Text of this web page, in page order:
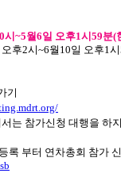
시~5월6일 오후1시59분(
후2시~6월10일 오후1
기
는 참가신청 대행을 하
록 부터 연차총회 참가